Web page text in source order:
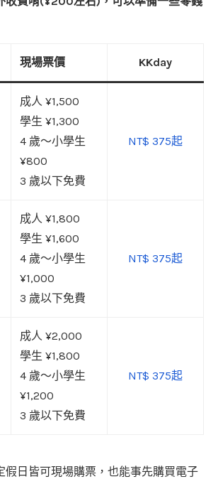
現場票價 KKday
成人 ¥1,500
學生 ¥1,300
4 歲～小學生
¥800
3 歲以下免費
NT$ 375起
成人 ¥1,800
學生 ¥1,600
4 歲～小學生
¥1,000
3 歲以下免費
NT$ 375起
成人 ¥2,000
學生 ¥1,800
4 歲～小學生
¥1,200
3 歲以下免費
NT$ 375起
假日皆可現場購票，也能事先購買電子